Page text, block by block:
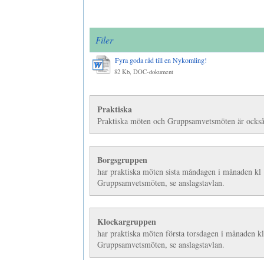
Filer
Fyra goda råd till en Nykomling!
82 Kb, DOC-dokument
Praktiska
Praktiska möten och Gruppsamvetsmöten är
Borgsgruppen
har praktiska möten sista måndagen i månaden
Gruppsamvetsmöten, se anslagstavlan.
Klockargruppen
har praktiska möten första torsdagen i månaden
Gruppsamvetsmöten, se anslagstavlan.